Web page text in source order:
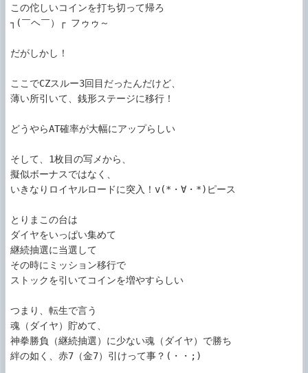
この佗しいコインを打ち切って帰ろ
┐(￣ヘ￣）┌ フゥゥ～
だがしかし！
ここでCZスルー3回目だったんだけど、
薄い所引いて、銭形ステージに移行！
どうやらAT確率が大幅にアップらしい
そして、1枚目の写メから、
擬似ボーナスではなく、
いきなりロイヤルロードに突入！v(*・∀・*)ピース
とりまこの台は
ダイヤをいっぱい集めて
継続抽選に当選して
その時にミッション移行で
ストックを引いてコインを増やすらしい
つまり、転生で言う
魂（ダイヤ）貯めて、
神拳勝負（継続抽選）に少ない魂（ダイヤ）で勝ち
絆の如く、赤7（金7）引けって事？(・・;)